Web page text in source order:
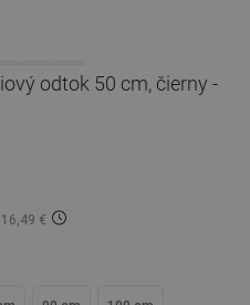
odtok 50 cm, čierny -
€